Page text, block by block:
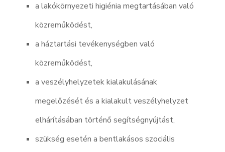
a lakókörnyezeti higiénia megtartásában való
közreműködést,
a háztartási tevékenységben való
közreműködést,
a veszélyhelyzetek kialakulásának
megelőzését és a kialakult veszélyhelyzet
elhárításában történő segítségnyújtást,
szükség esetén a bentlakásos szociális